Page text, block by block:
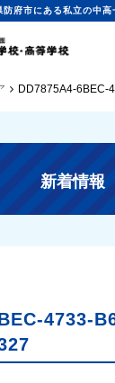
防府市にある私立の中高
DD7875A4-6BEC-
新着情報
4733-